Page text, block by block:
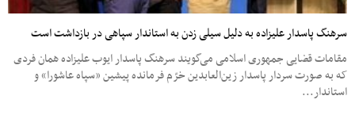
سرهنگ پاسدار علیزاده به دلیل سیلی زدن به استاندار سپاهی در بازداشت است
مقامات قضایی جمهوری اسلامی می‌گویند سرهنگ پاسدار ایوب علیزاده همان فردی
که به صورت سردار پاسدار زین‌العابدین خرّم فرمانده پیشین «سپاه عاشورا» و
استاندار...